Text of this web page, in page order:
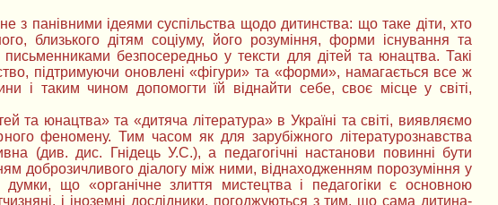
з панівними ідеями суспільства щодо дитинства: що таке діти, хто
близького дітям соціуму, його розуміння, форми існування та
безпосередньо у тексти для дітей та юнацтва. Такі
підтримуючи оновлені «фігури» та «форми», намагається все ж
і таким чином допомогти їй віднайти себе, своє місце у світі,
та юнацтва» та «дитяча література» в Україні та світі, виявляємо
феномену. Тим часом як для зарубіжного літературознавства
(див. дис. Гнідець У.С.), а педагогічні настанови повинні бути
доброзичливого діалогу між ними, віднаходженням порозуміння у
що «органічне злиття мистецтва і педагогіки є основною
і іноземні дослідники, погоджуються з тим, що сама дитина-